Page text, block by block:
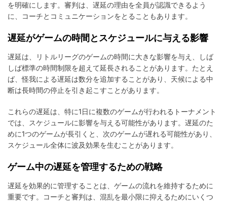
を明確にします。審判は、遅延の理由を全員が認識できるよう
に、コーチとコミュニケーションをとることもあります。
遅延がゲームの時間とスケジュールに与える影響
遅延は、リトルリーグのゲームの時間に大きな影響を与え、しば
しば標準の時間制限を超えて延長されることがあります。たとえ
ば、怪我による遅延は数分を追加することがあり、天候による中
断は長時間の停止を引き起こすことがあります。
これらの遅延は、特に1日に複数のゲームが行われるトーナメント
では、スケジュールに影響を与える可能性があります。遅延のた
めに1つのゲームが長引くと、次のゲームが遅れる可能性があり、
スケジュール全体に波及効果を生むことがあります。
ゲーム中の遅延を管理するための戦略
遅延を効果的に管理することは、ゲームの流れを維持するために
重要です。コーチと審判は、混乱を最小限に抑えるためにいくつ